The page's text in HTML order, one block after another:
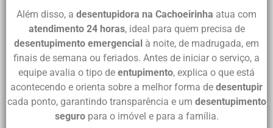
Além disso, a desentupidora na Cachoeirinha atua com
atendimento 24 horas, ideal para quem precisa de
desentupimento emergencial à noite, de madrugada, em
finais de semana ou feriados. Antes de iniciar o serviço, a
equipe avalia o tipo de entupimento, explica o que está
acontecendo e orienta sobre a melhor forma de desentupir
cada ponto, garantindo transparência e um desentupimento
seguropara o imóvel e para a família.